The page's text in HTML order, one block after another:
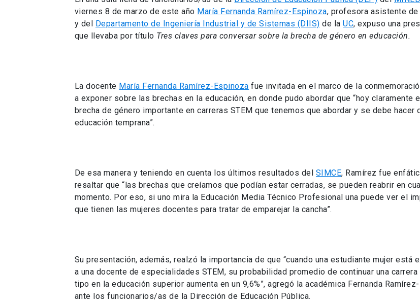
viernes 8 de marzo de este año María Fernanda Ramírez-Espinoza, profesora asistente
y del Departamento de Ingeniería Industrial y de Sistemas (DIIS) de laUC, expuso una
que llevaba por título Tres claves para conversar sobre la brecha de género en educación.
La docente María Fernanda Ramírez-Espinoza fue invitada en el marco de la
a exponer sobre las brechas en la educación, en donde pudo abordar que “hoy claramente
brecha de género importante en carreras STEM que tenemos que abordar y se debe hacer
educación temprana”.
De esa manera y teniendo en cuenta los últimos resultados del SIMCE, Ramírez fue
resaltar que “las brechas que creíamos que podían estar cerradas, se pueden reabrir en
momento. Por eso, si uno mira la Educación Media Técnico Profesional una puede ver el
que tienen las mujeres docentes para tratar de emparejar la cancha”.
Su presentación, además, realzó la importancia de que “cuando una estudiante mujer está
a una docente de especialidades STEM, su probabilidad promedio de continuar una
tipo en la educación superior aumenta en un 9,6%”, agregó la académica Fernanda
ante los funcionarios/as de la Dirección de Educación Pública.